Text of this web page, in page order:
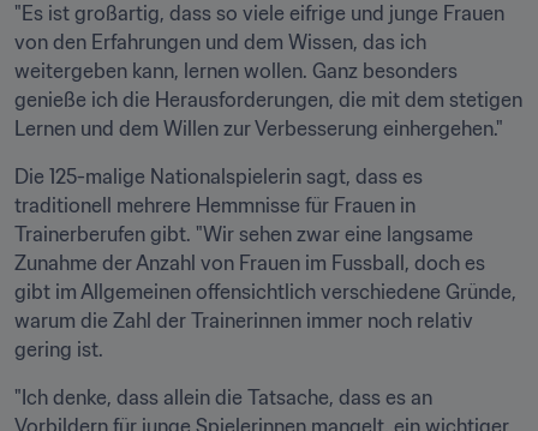
"Es ist großartig, dass so viele eifrige und junge Frauen
von den Erfahrungen und dem Wissen, das ich
weitergeben kann, lernen wollen. Ganz besonders
genieße ich die Herausforderungen, die mit dem stetigen
Lernen und dem Willen zur Verbesserung einhergehen."
Die 125-malige Nationalspielerin sagt, dass es
traditionell mehrere Hemmnisse für Frauen in
Trainerberufen gibt. "Wir sehen zwar eine langsame
Zunahme der Anzahl von Frauen im Fussball, doch es
gibt im Allgemeinen offensichtlich verschiedene Gründe,
warum die Zahl der Trainerinnen immer noch relativ
gering ist.
"Ich denke, dass allein die Tatsache, dass es an
Vorbildern für junge Spielerinnen mangelt, ein wichtiger